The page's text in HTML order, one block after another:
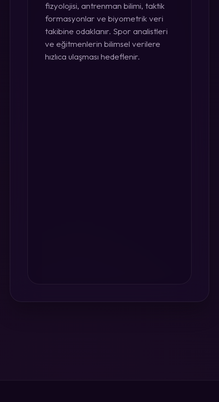
fizyolojisi, antrenman bilimi, taktik
formasyonlar ve biyometrik veri
takibine odaklanır. Spor analistleri
ve eğitmenlerin bilimsel verilere
hızlıca ulaşması hedeflenir.